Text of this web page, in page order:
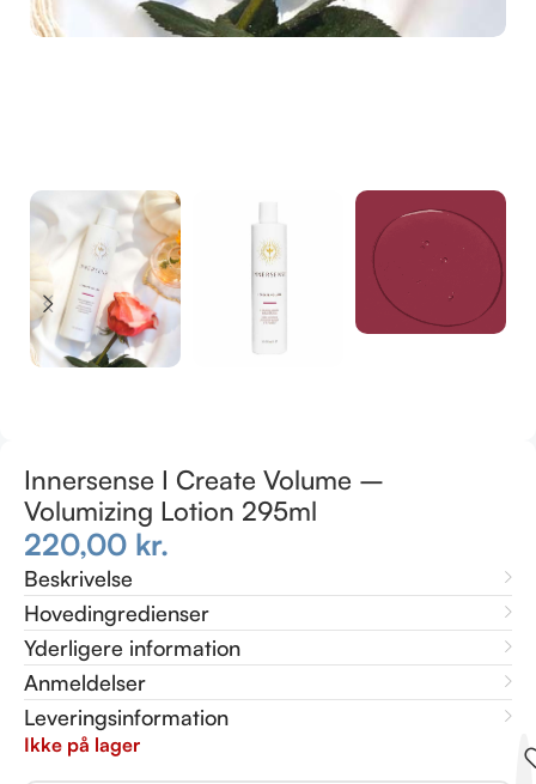
Innersense I Create Volume –
Volumizing Lotion 295ml
220,00 kr.
Beskrivelse
Hovedingredienser
Yderligere information
Anmeldelser
Leveringsinformation
Ikke på lager